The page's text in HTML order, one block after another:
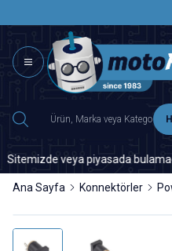
veya piyasada
Ana Sayfa Konnektörler